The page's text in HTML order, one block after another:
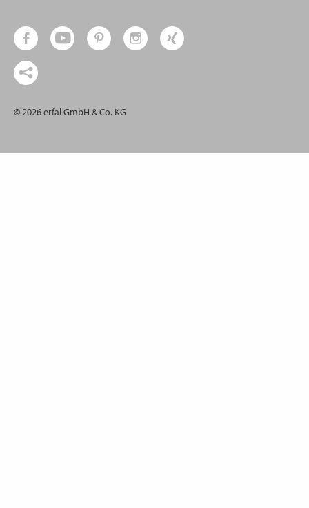
© 2026 erfal GmbH & Co. KG